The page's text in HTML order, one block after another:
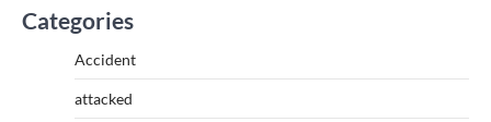
Categories
Accident
attacked